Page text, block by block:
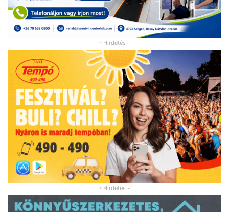
- Hirdetés -
- Hirdetés -